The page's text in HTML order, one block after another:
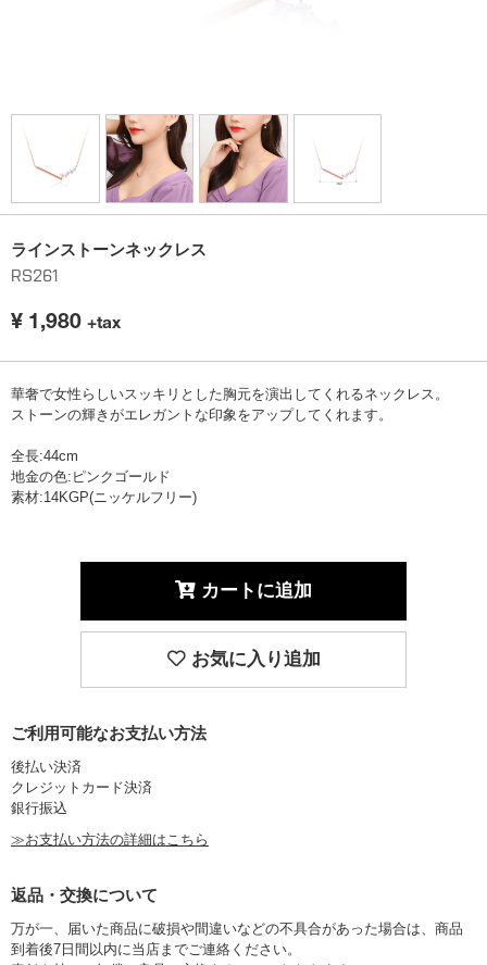
ラインストーンネックレス
RS261
¥ 1,980 +tax
華奢で女性らしいスッキリとした胸元を演出してくれるネックレス。
ストーンの輝きがエレガントな印象をアップしてくれます。
全長:44cm
地金の色:ピンクゴールド
素材:14KGP(ニッケルフリー)
カートに追加
お気に入り追加
ご利用可能なお支払い方法
後払い決済
クレジットカード決済
銀行振込
≫お支払い方法の詳細はこちら
返品・交換について
万が一、届いた商品に破損や間違いなどの不具合があった場合は、商品
到着後7日間以内に当店までご連絡ください。